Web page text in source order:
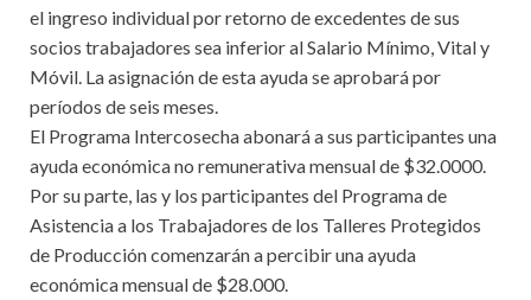
el ingreso individual por retorno de excedentes de sus
socios trabajadores sea inferior al Salario Mínimo, Vital y
Móvil. La asignación de esta ayuda se aprobará por
períodos de seis meses.
El Programa Intercosecha abonará a sus participantes una
ayuda económica no remunerativa mensual de $32.0000.
Por su parte, las y los participantes del Programa de
Asistencia a los Trabajadores de los Talleres Protegidos
de Producción comenzarán a percibir una ayuda
económica mensual de $28.000.